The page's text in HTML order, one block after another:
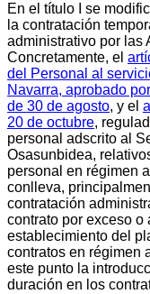
En el título I se
la contratación
administrativo por las
Concretamente, el
del Personal al
Navarra, aprobado
de 30 de agosto, y el
20 de octubre,
personal adscrito al
Osasunbidea,
personal en régimen
conlleva,
contratación
contrato por exceso o
establecimiento del
contratos en régimen
este punto la
duración en los